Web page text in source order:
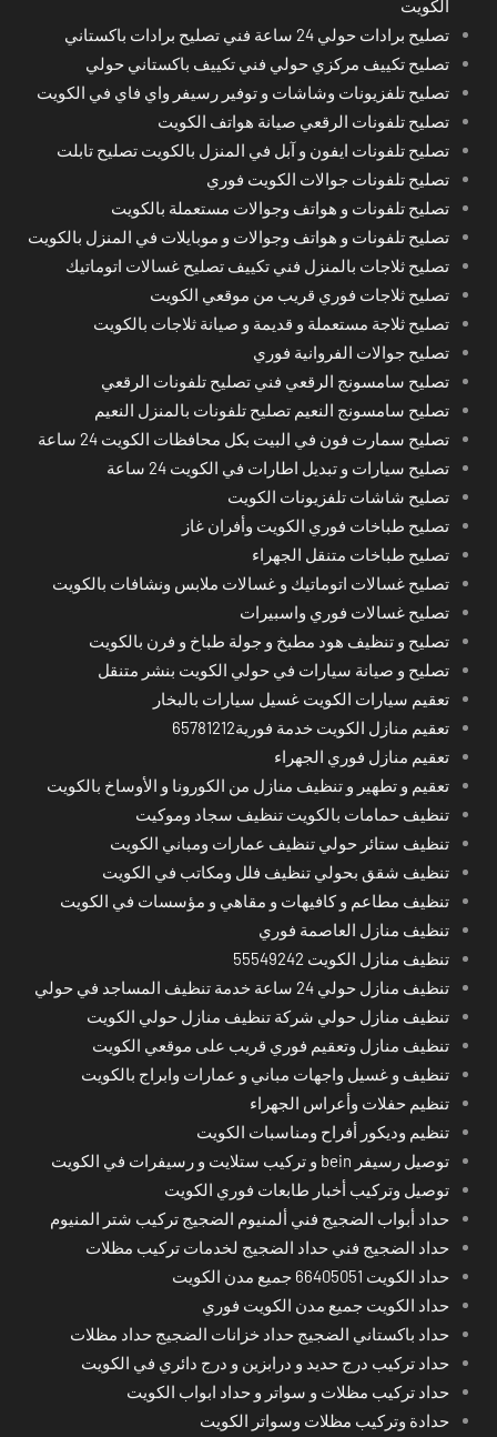
الكويت
تصليح برادات حولي 24 ساعة فني تصليح برادات باكستاني
تصليح تكييف مركزي حولي فني تكييف باكستاني حولي
تصليح تلفزيونات وشاشات و توفير رسيفر واي فاي في الكويت
تصليح تلفونات الرقعي صيانة هواتف الكويت
تصليح تلفونات ايفون و آبل في المنزل بالكويت تصليح تابلت
تصليح تلفونات جوالات الكويت فوري
تصليح تلفونات و هواتف وجوالات مستعملة بالكويت
تصليح تلفونات و هواتف وجوالات و موبايلات في المنزل بالكويت
تصليح ثلاجات بالمنزل فني تكييف تصليح غسالات اتوماتيك
تصليح ثلاجات فوري قريب من موقعي الكويت
تصليح ثلاجة مستعملة و قديمة و صيانة ثلاجات بالكويت
تصليح جوالات الفروانية فوري
تصليح سامسونج الرقعي فني تصليح تلفونات الرقعي
تصليح سامسونج النعيم تصليح تلفونات بالمنزل النعيم
تصليح سمارت فون في البيت بكل محافظات الكويت 24 ساعة
تصليح سيارات و تبديل اطارات في الكويت 24 ساعة
تصليح شاشات تلفزيونات الكويت
تصليح طباخات فوري الكويت وأفران غاز
تصليح طباخات متنقل الجهراء
تصليح غسالات اتوماتيك و غسالات ملابس ونشافات بالكويت
تصليح غسالات فوري واسبيرات
تصليح و تنظيف هود مطبخ و جولة طباخ و فرن بالكويت
تصليح و صيانة سيارات في حولي الكويت بنشر متنقل
تعقيم سيارات الكويت غسيل سيارات بالبخار
تعقيم منازل الكويت خدمة فورية65781212
تعقيم منازل فوري الجهراء
تعقيم و تطهير و تنظيف منازل من الكورونا و الأوساخ بالكويت
تنظيف حمامات بالكويت تنظيف سجاد وموكيت
تنظيف ستائر حولي تنظيف عمارات ومباني الكويت
تنظيف شقق بحولي تنظيف فلل ومكاتب في الكويت
تنظيف مطاعم و كافيهات و مقاهي و مؤسسات في الكويت
تنظيف منازل العاصمة فوري
تنظيف منازل الكويت 55549242
تنظيف منازل حولي 24 ساعة خدمة تنظيف المساجد في حولي
تنظيف منازل حولي شركة تنظيف منازل حولي الكويت
تنظيف منازل وتعقيم فوري قريب على موقعي الكويت
تنظيف و غسيل واجهات مباني و عمارات وابراج بالكويت
تنظيم حفلات وأعراس الجهراء
تنظيم وديكور أفراح ومناسبات الكويت
توصيل رسيفر bein و تركيب ستلايت و رسيفرات في الكويت
توصيل وتركيب أخبار طابعات فوري الكويت
حداد أبواب الضجيج فني ألمنيوم الضجيج تركيب شتر المنيوم
حداد الضجيج فني حداد الضجيج لخدمات تركيب مظلات
حداد الكويت 66405051 جميع مدن الكويت
حداد الكويت جميع مدن الكويت فوري
حداد باكستاني الضجيج حداد خزانات الضجيج حداد مظلات
حداد تركيب درج حديد و درابزين و درج دائري في الكويت
حداد تركيب مظلات و سواتر و حداد ابواب الكويت
حدادة وتركيب مظلات وسواتر الكويت